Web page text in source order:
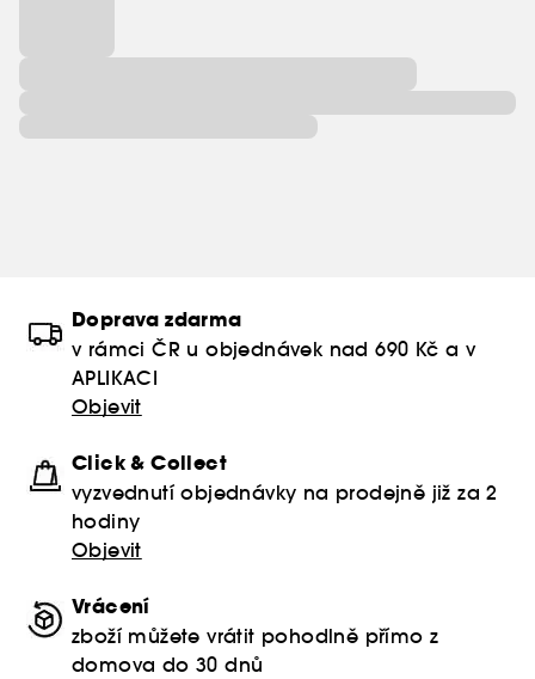
Doprava zdarma
v rámci ČR u objednávek nad 690 Kč a v
APLIKACI
Objevit
Click & Collect
vyzvednutí objednávky na prodejně již za 2
hodiny
Objevit
Vrácení
zboží můžete vrátit pohodlně přímo z
domova do 30 dnů